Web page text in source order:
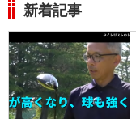
新着記事